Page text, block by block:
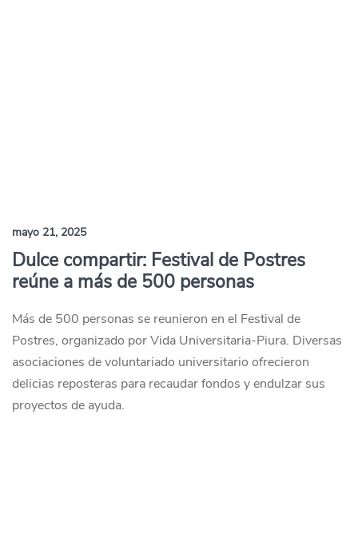
mayo 21, 2025
Dulce compartir: Festival de Postres
reúne a más de 500 personas
Más de 500 personas se reunieron en el Festival de
Postres, organizado por Vida Universitaria-Piura. Diversas
asociaciones de voluntariado universitario ofrecieron
delicias reposteras para recaudar fondos y endulzar sus
proyectos de ayuda.